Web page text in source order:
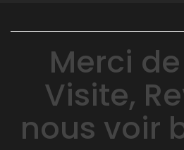
Merci
Visite,
nous voir